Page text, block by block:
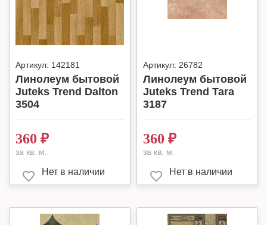
Артикул: 142181
Линолеум бытовой
Juteks Trend Dalton
3504
360 ₽
за кв. м.
Нет в наличии
Артикул: 26782
Линолеум бытовой
Juteks Trend Tara
3187
360 ₽
за кв. м.
Нет в наличии